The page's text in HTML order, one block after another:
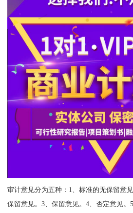
审计意见分为五种：1、标准的无保留意
保留意见。3、保留意见。4、否定意见